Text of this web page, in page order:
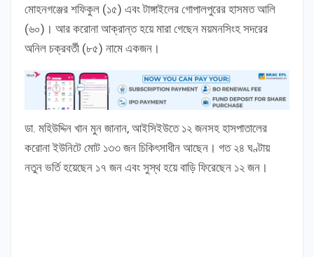
মোহনগঞ্জের শফিকুল (১৫) এবং টাঙ্গাইলের গোপালপুরের হাসমত আলি
(৬০)। আর করোনা আক্রান্ত হয়ে মারা গেছেন ময়মনসিংহ সদরের
অনিল চক্রবর্তী (৮৫) নামে একজন।
ডা. মহিউদ্দিন খান মুন জানান, আইসিইউতে ১২ জনসহ হাসপাতালের
করোনা ইউনিটে মোট ১৩৩ জন চিকিৎসাধীন আছেন। গত ২৪ ঘণ্টায়
নতুন ভর্তি হয়েছেন ১৭ জন এবং সুস্থ হয়ে বাড়ি ফিরেছেন ১২ জন।